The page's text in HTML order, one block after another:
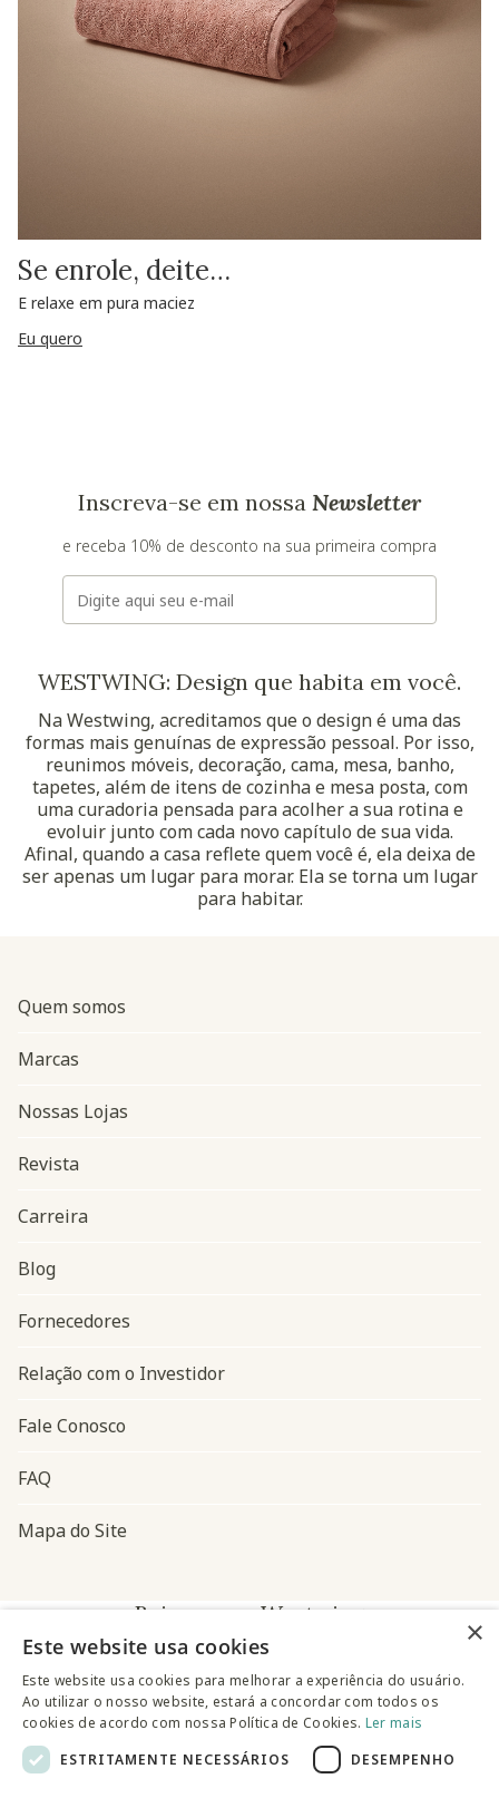
Se enrole, deite…
E relaxe em pura maciez
Eu quero
Inscreva-se em nossa Newsletter
e receba 10% de desconto na sua primeira compra
E-mail
WESTWING: Design que habita em você.
Na Westwing, acreditamos que o design é uma das
formas mais genuínas de expressão pessoal. Por isso,
reunimos móveis, decoração, cama, mesa, banho,
tapetes, além de itens de cozinha e mesa posta, com
uma curadoria pensada para acolher a sua rotina e
evoluir junto com cada novo capítulo de sua vida.
Afinal, quando a casa reflete quem você é, ela deixa de
ser apenas um lugar para morar. Ela se torna um lugar
para habitar.
Navegação do rodapé
Quem somos
Marcas
Nossas Lojas
Revista
Carreira
Blog
Fornecedores
Relação com o Investidor
Fale Conosco
FAQ
Mapa do Site
Baixe o app Westwing
×
Este website usa cookies
Este website usa cookies para melhorar a experiência do usuário.
Ao utilizar o nosso website, estará a concordar com todos os
cookies de acordo com nossa Política de Cookies. Ler mais
ESTRITAMENTE NECESSÁRIOS
DESEMPENHO